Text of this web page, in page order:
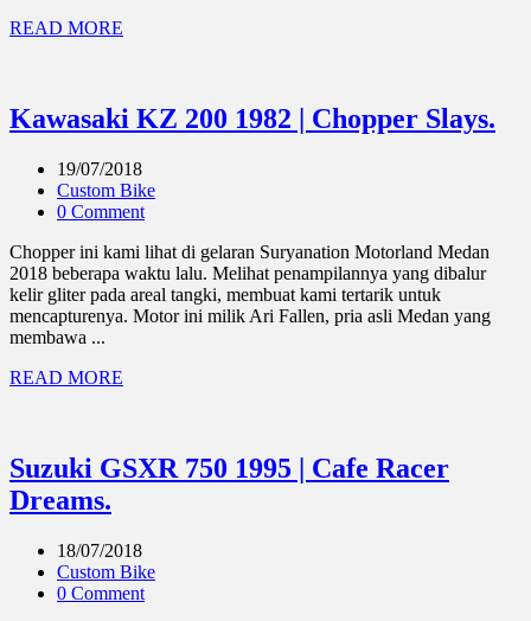
READ MORE
Kawasaki KZ 200 1982 | Chopper Slays.
19/07/2018
Custom Bike
0 Comment
Chopper ini kami lihat di gelaran Suryanation Motorland Medan
2018 beberapa waktu lalu. Melihat penampilannya yang dibalur
kelir gliter pada areal tangki, membuat kami tertarik untuk
mencapturenya. Motor ini milik Ari Fallen, pria asli Medan yang
membawa ...
READ MORE
Suzuki GSXR 750 1995 | Cafe Racer
Dreams.
18/07/2018
Custom Bike
0 Comment